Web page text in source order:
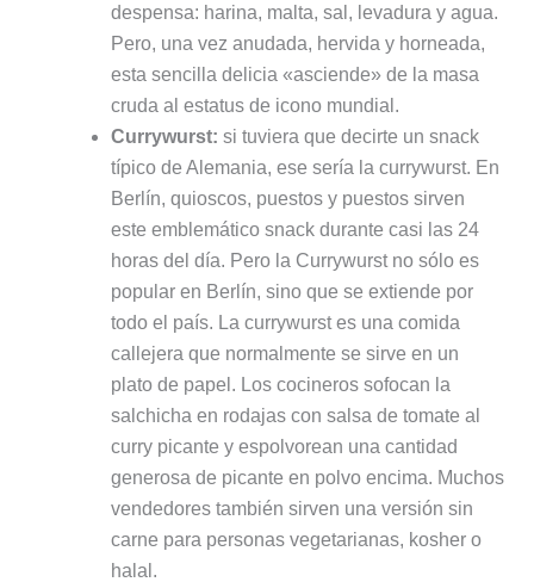
despensa: harina, malta, sal, levadura y agua.
Pero, una vez anudada, hervida y horneada,
esta sencilla delicia «asciende» de la masa
cruda al estatus de icono mundial.
Currywurst: si tuviera que decirte un snack
típico de Alemania, ese sería la currywurst. En
Berlín, quioscos, puestos y puestos sirven
este emblemático snack durante casi las 24
horas del día. Pero la Currywurst no sólo es
popular en Berlín, sino que se extiende por
todo el país. La currywurst es una comida
callejera que normalmente se sirve en un
plato de papel. Los cocineros sofocan la
salchicha en rodajas con salsa de tomate al
curry picante y espolvorean una cantidad
generosa de picante en polvo encima. Muchos
vendedores también sirven una versión sin
carne para personas vegetarianas, kosher o
halal.